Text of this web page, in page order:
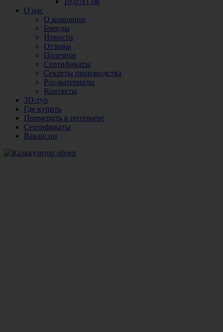
О нас
О компании
Бренды
Новости
Отзывы
Полезное
Сертификаты
Секреты производства
Pos-материалы
Контакты
3D-тур
Где купить
Примерить в интерьере
Сертификаты
Вакансии